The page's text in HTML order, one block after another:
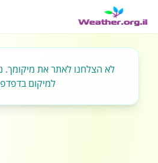
לא הצלחנו לאתר את מיקומך.
למיקום